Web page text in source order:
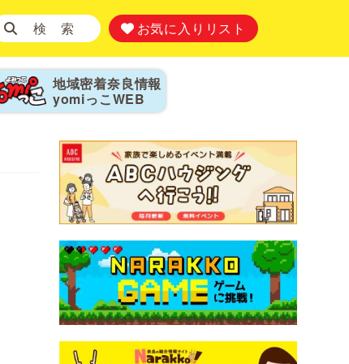
検 索 お気に入りリスト
地域密着奈良情報
yomiっこ WEB